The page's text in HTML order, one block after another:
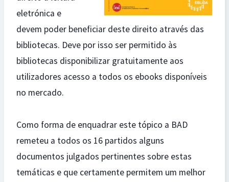
eletrónica e
devem poder beneficiar deste direito através das
bibliotecas. Deve por isso ser permitido às
bibliotecas disponibilizar gratuitamente aos
utilizadores acesso a todos os ebooks disponíveis
no mercado.
Como forma de enquadrar este tópico a BAD
remeteu a todos os 16 partidos alguns
documentos julgados pertinentes sobre estas
temáticas e que certamente permitem um melhor